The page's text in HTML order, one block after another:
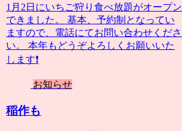
1月2日にいちご狩り食べ放題がオープン
できました。 基本、予約制となってい
ますので、電話にてお問い合わせくださ
い。 本年もどうぞよろしくお願いいた
します❗️
お知らせ
稲作も